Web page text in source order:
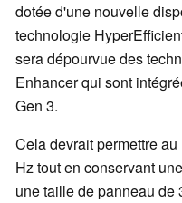
dotée d'une nouvelle
technologie
sera dépourvue des
Enhancer qui sont
Gen 3.
Cela devrait permettre
Hz tout en conservant
une taille de panneau de